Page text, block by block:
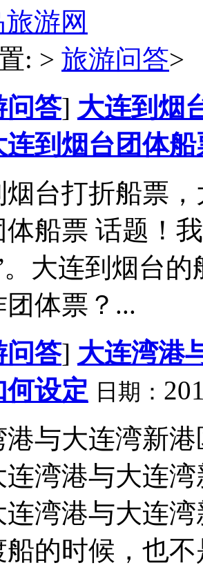
游网
: > 旅游问答>
问答] 大连到烟
连到烟台团体船
烟台打折船票
体船票 话题！
。大连到烟台
团体票？...
问答] 大连湾港
何设定 日期：
港与大连湾新
连湾港与大连
连湾港与大连
船的时候，也